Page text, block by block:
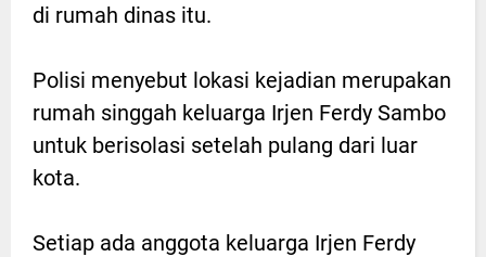
di rumah dinas itu.
Polisi menyebut lokasi kejadian merupakan
rumah singgah keluarga Irjen Ferdy Sambo
untuk berisolasi setelah pulang dari luar
kota.
Setiap ada anggota keluarga Irjen Ferdy